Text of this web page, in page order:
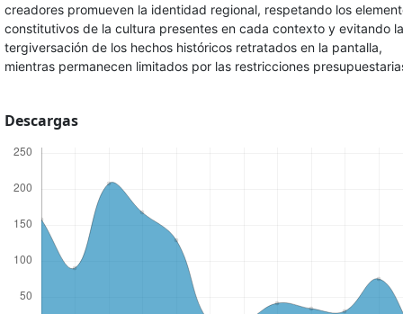
creadores promueven la identidad regional, respetando los
constitutivos de la cultura presentes en cada contexto y evitando la
tergiversación de los hechos históricos retratados en la pantalla,
mientras permanecen limitados por las restricciones
Descargas